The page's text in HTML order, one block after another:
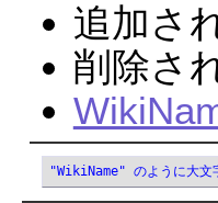
追加さ
削除さ
"WikiName" のように大文